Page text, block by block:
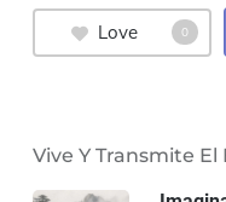
Love 0
Vive Y Transmite El